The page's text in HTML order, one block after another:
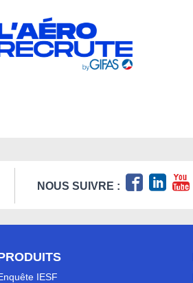
NOUS SUIVRE :
IESF